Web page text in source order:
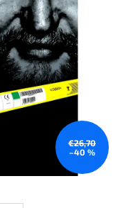
€26,70
–40 %